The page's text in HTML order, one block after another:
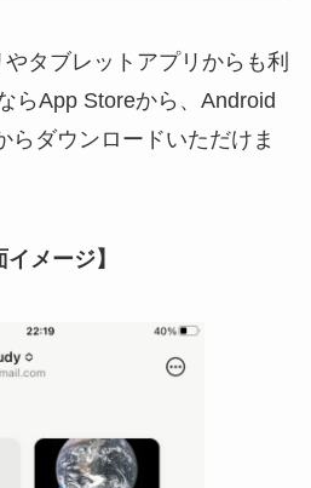
タブレットアプリからも利
らApp Storeから、Android
らダウンロードいただけま
メージ】